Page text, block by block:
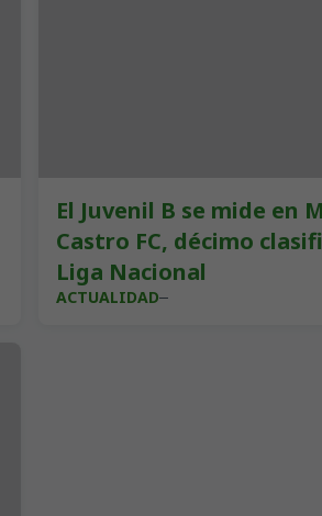
El Juvenil B se mide en
Castro FC, décimo
Liga Nacional
ACTUALIDAD